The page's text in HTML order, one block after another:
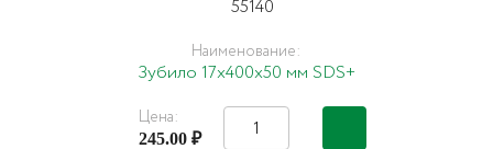
55140
Наименование:
Зубило 17х400х50 мм SDS+
Цена:
245.00 ₽